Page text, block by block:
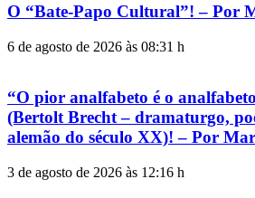
O “Bate-Papo Cultural”! – Por
6 de agosto de 2026 às 08:31 h
“O pior analfabeto é o
(Bertolt Brecht – dramaturgo,
alemão do século XX)! – Por
3 de agosto de 2026 às 12:16 h